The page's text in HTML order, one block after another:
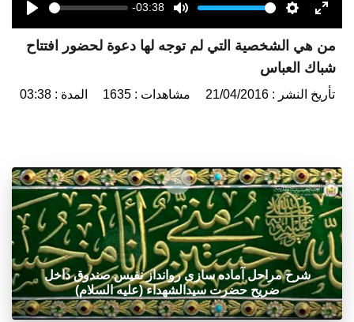
Play
Seek -03:38
Mute
Volume
Settings
Enter
من هي الشخصية التي لم توجه لها دعوة لحضور افتتاح
شباك العباس
تأريخ النشر : 21/04/2016 مشاهدات : 1635 المدة : 03:38
شرح مراحل آماده سازی روانداز نفیس صندوق داخل
ضریح حضرت سیدالشهداء (علیه السلام)